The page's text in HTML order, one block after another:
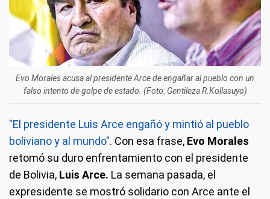
Evo Morales acusa al presidente Arce de engañar al pueblo con un
falso intento de golpe de estado. (Foto: Gentileza R.Kollasuyo)
"El presidente Luis Arce engañó y mintió al pueblo
boliviano y al mundo". Con esa frase, Evo Morales
retomó su duro enfrentamiento con el presidente
de Bolivia, Luis Arce. La semana pasada, el
expresidente se mostró solidario con Arce ante el